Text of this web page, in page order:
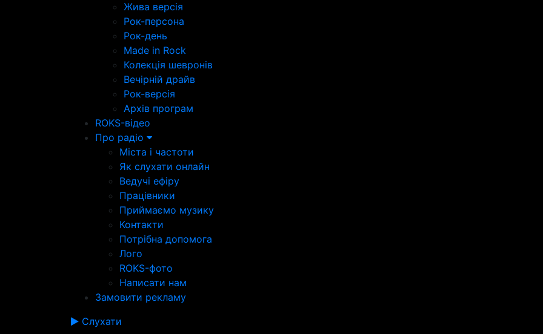
Жива версія
Рок-персона
Рок-день
Made in Rock
Колекція шевронів
Вечірній драйв
Рок-версія
Архів програм
ROKS-відео
Про радіо
Міста і частоти
Як слухати онлайн
Ведучі ефіру
Працівники
Приймаємо музику
Контакти
Потрібна допомога
Лого
ROKS-фото
Написати нам
Замовити рекламу
Слухати